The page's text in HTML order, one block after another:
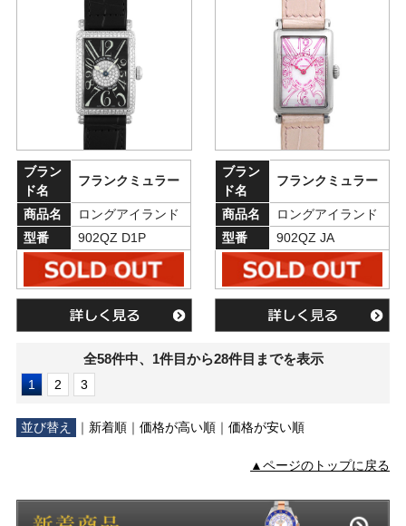
ブラン
ド名
フランクミュラー
商品名
ロングアイランド
型番
902QZ D1P
ブラン
ド名
フランクミュラー
商品名
ロングアイランド
型番
902QZ JA
全58件中、1件目から28件目までを表示
1 2 3
並び替え ｜ 新着順｜ 価格が高い順｜ 価格が安い順
▲ページのトップに戻る